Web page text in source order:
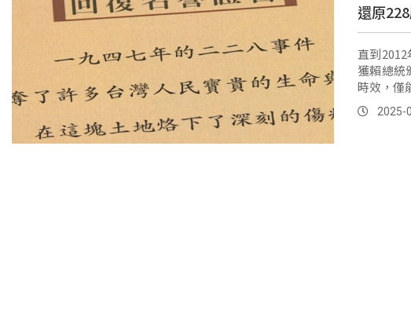
還原
直到
獲賴總統
時效，僅
2025-